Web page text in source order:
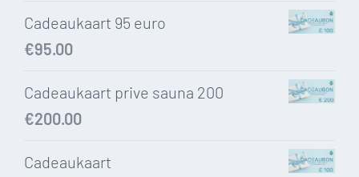
Cadeaukaart 95 euro
€95.00
Cadeaukaart prive sauna 200
€200.00
Cadeaukaart